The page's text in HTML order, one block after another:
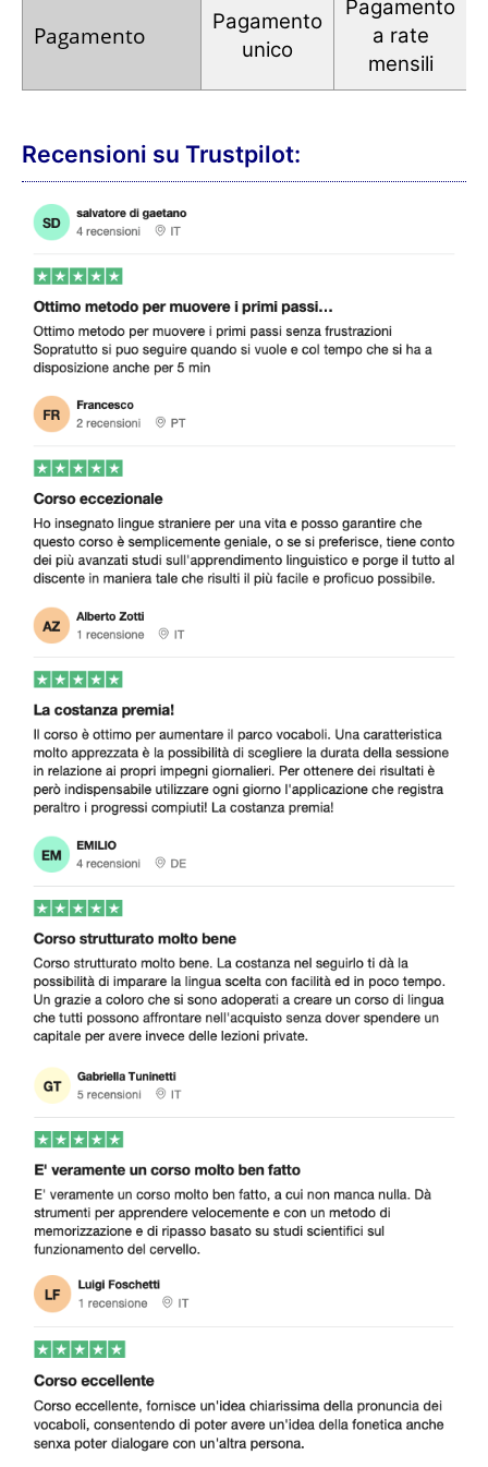
Pagamento
Pagamento
unico
Pagamento
a rate
mensili
Recensioni su Trustpilot: